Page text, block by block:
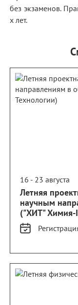
без экзаменов.
х лет.
16 - 23 августа
Летняя
научным
("ХИТ" Химия-